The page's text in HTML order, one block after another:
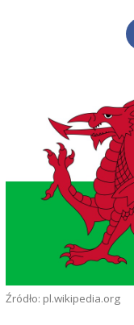
Źródło: pl.wikipedia.org